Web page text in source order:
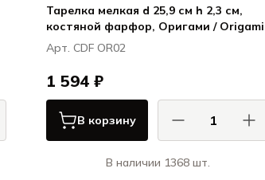
Тарелка мелкая d 25,9 см h 2,3 см,
костяной фарфор, Оригами / Origami
Арт. CDF OR02
1 594 ₽
В корзину
В наличии 1368 шт.